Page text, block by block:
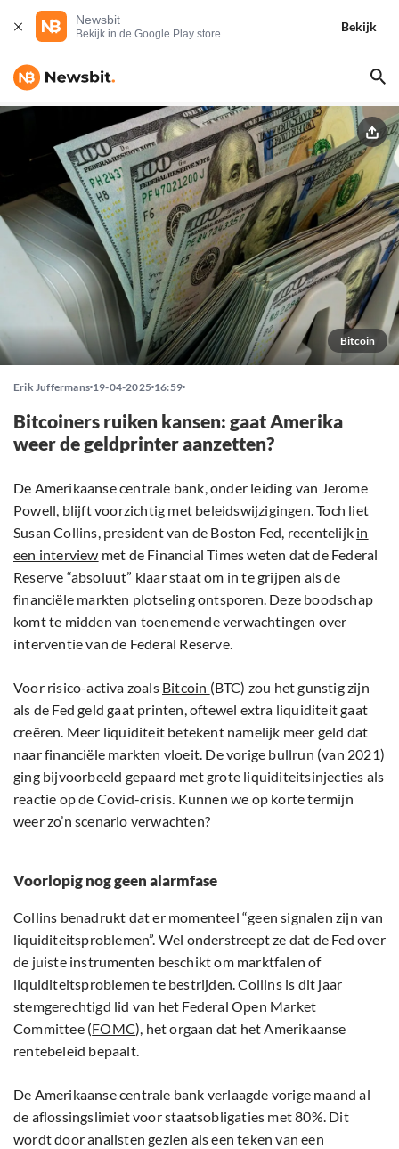
Newsbit
Bekijk in de Google Play store
Bekijk
Bitcoin
Erik Juffermans 19-04-2025 16:59
Bitcoiners ruiken kansen: gaat Amerika
weer de geldprinter aanzetten?
De Amerikaanse centrale bank, onder leiding van Jerome
Powell, blijft voorzichtig met beleidswijzigingen. Toch liet
Susan Collins, president van de Boston Fed, recentelijk in
een interview met de Financial Times weten dat de Federal
Reserve “absoluut” klaar staat om in te grijpen als de
financiële markten plotseling ontsporen. Deze boodschap
komt te midden van toenemende verwachtingen over
interventie van de Federal Reserve.
Voor risico-activa zoals Bitcoin (BTC) zou het gunstig zijn
als de Fed geld gaat printen, oftewel extra liquiditeit gaat
creëren. Meer liquiditeit betekent namelijk meer geld dat
naar financiële markten vloeit. De vorige bullrun (van 2021)
ging bijvoorbeeld gepaard met grote liquiditeitsinjecties als
reactie op de Covid-crisis. Kunnen we op korte termijn
weer zo’n scenario verwachten?
Voorlopig nog geen alarmfase
Collins benadrukt dat er momenteel “geen signalen zijn van
liquiditeitsproblemen”. Wel onderstreept ze dat de Fed over
de juiste instrumenten beschikt om marktfalen of
liquiditeitsproblemen te bestrijden. Collins is dit jaar
stemgerechtigd lid van het Federal Open Market
Committee (FOMC), het orgaan dat het Amerikaanse
rentebeleid bepaalt.
De Amerikaanse centrale bank verlaagde vorige maand al
de aflossingslimiet voor staatsobligaties met 80%. Dit
wordt door analisten gezien als een teken van een